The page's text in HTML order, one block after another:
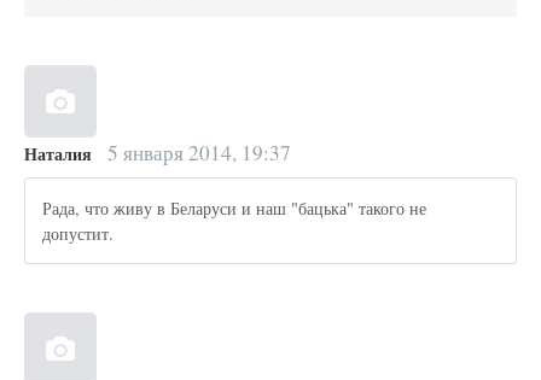
Наталия 5 января 2014, 19:37
Рада, что живу в Беларуси и наш "бацька" такого не
допустит.